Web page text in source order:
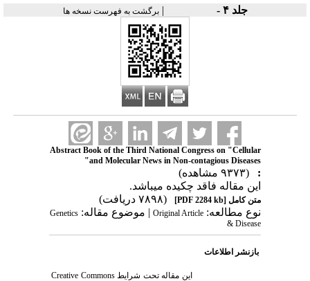
جلد ۴ - |برگشت به فهرست نسخه ها
Abstract Book of the Third National Congress on "Cellular
and Molecular News in Non-contagious Diseases"
:
(۹۳۷۳ مشاهده)
این مقاله فاقد چکیده می​باشد.
متن کامل[PDF 2284 kb]
(۷۸۹۸ دریافت)
نوع مطالعه: Original Article| موضوع مقاله: Genetics
& Disease
بازنشر اطلاعات
این مقاله تحت شرایطCreative Commons